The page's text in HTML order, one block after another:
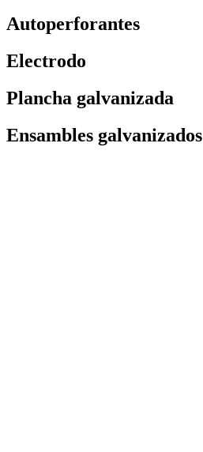
Autoperforantes
Electrodo
Plancha galvanizada
Ensambles galvanizados